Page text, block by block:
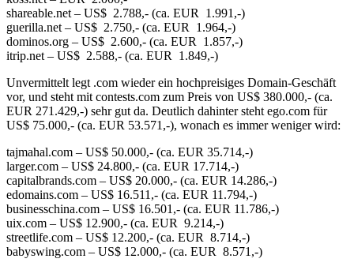
shareable.net – US$ 2.788,- (ca. EUR 1.991,-)
guerilla.net – US$ 2.750,- (ca. EUR 1.964,-)
dominos.org – US$ 2.600,- (ca. EUR 1.857,-)
itrip.net – US$ 2.588,- (ca. EUR 1.849,-)
Unvermittelt legt .com wieder ein hochpreisiges Domain-Geschäft
vor, und steht mit contests.com zum Preis von US$ 380.000,- (ca.
EUR 271.429,-) sehr gut da. Deutlich dahinter steht ego.com für
US$ 75.000,- (ca. EUR 53.571,-), wonach es immer weniger wird:
tajmahal.com – US$ 50.000,- (ca. EUR 35.714,-)
larger.com – US$ 24.800,- (ca. EUR 17.714,-)
capitalbrands.com – US$ 20.000,- (ca. EUR 14.286,-)
edomains.com – US$ 16.511,- (ca. EUR 11.794,-)
businesschina.com – US$ 16.501,- (ca. EUR 11.786,-)
uix.com – US$ 12.900,- (ca. EUR 9.214,-)
streetlife.com – US$ 12.200,- (ca. EUR 8.714,-)
babyswing.com – US$ 12.000,- (ca. EUR 8.571,-)